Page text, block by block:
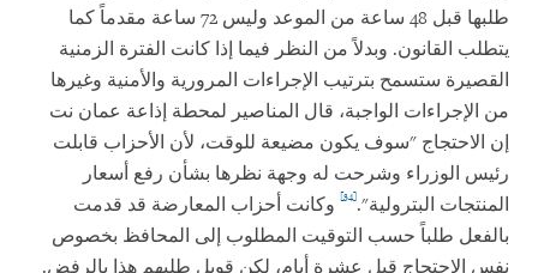
طلبها قبل 48 ساعة من الموعد وليس 72 ساعة مقدماً كما
يتطلب القانون. وبدلاً من النظر فيما إذا كانت الفترة الزمنية
القصيرة ستسمح بترتيب الإجراءات المرورية والأمنية وغيرها
من الإجراءات الواجبة، قال المناصير لمحطة إذاعة عمان نت
إن الاحتجاج "سوف يكون مضيعة للوقت، لأن الأحزاب قابلت
رئيس الوزراء وشرحت له وجهة نظرها بشأن رفع أسعار
المنتجات البترولية".[34]
وكانت أحزاب المعارضة قد قدمت
بالفعل طلباً حسب التوقيت المطلوب إلى المحافظ بخصوص
نفس الاحتجاج قبل عشرة أيام، لكن قوبل طلبهم هذا بالرفض.